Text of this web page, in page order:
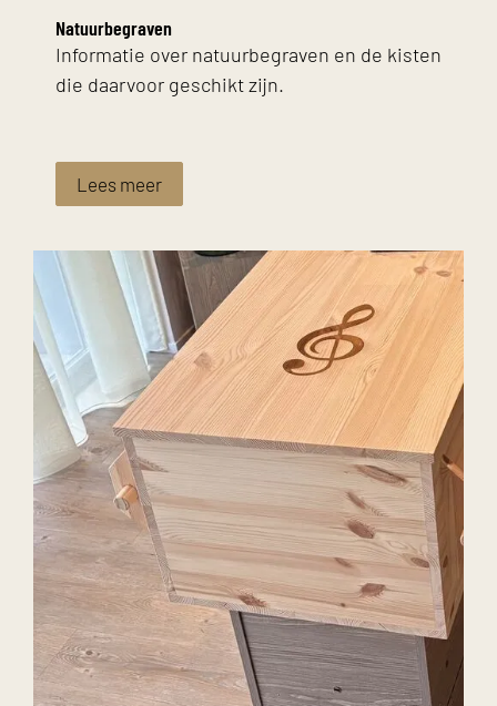
Natuurbegraven
Informatie over natuurbegraven en de kisten
die daarvoor geschikt zijn.
Lees meer